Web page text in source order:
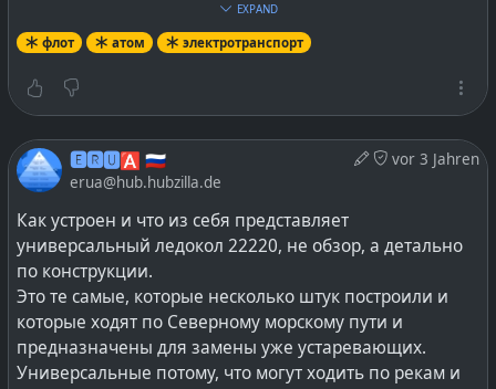
жидкометаллическая, т. к. используется свинцово-
висмутовый теплоноситель, а быстрые потому, что
замедления нейтронов не используется, не
производится.
Сплав этот имеет достаточно низкую (123 °С)
температуру плавления и высокую — кипения
(1670 °С).
Самой большой проблемой оказалось возникновение
окислов, которое и привело к тяжелой аварии на
одном из двух реакторов на первой опытной К-27.
Окислы свинца (шлаки) появлялись при
EXPAND
флот атом электротранспорт
vor 3 Jahren
🅴🆁🆄🅰 🇷🇺
erua@hub.hubzilla.de
Как устроен и что из себя представляет
универсальный ледокол 22220, не обзор, а детально
по конструкции.
Это те самые, которые несколько штук построили и
которые ходят по Северному морскому пути и
предназначены для замены уже устаревающих.
Универсальные потому, что могут ходить по рекам и